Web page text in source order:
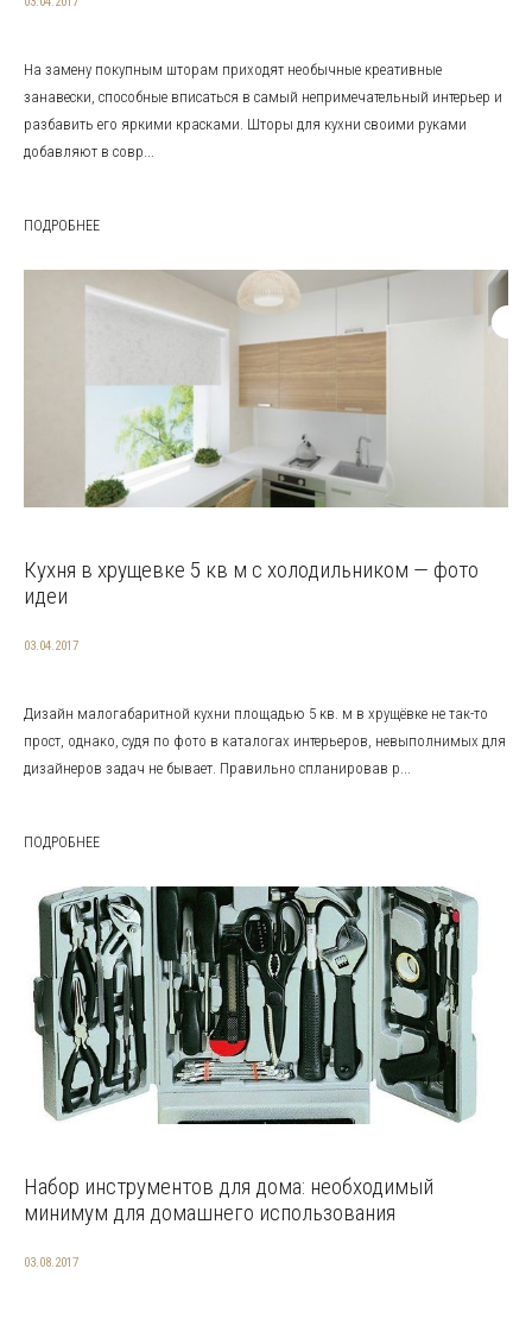
На замену покупным шторам приходят необычные креативные
занавески, способные вписаться в самый непримечательный интерьер и
разбавить его яркими красками. Шторы для кухни своими руками
добавляют в совр...
ПОДРОБНЕЕ
Кухня в хрущевке 5 кв м с холодильником — фото
идеи
03.04.2017
Дизайн малогабаритной кухни площадью 5 кв. м в хрущёвке не так-то
прост, однако, судя по фото в каталогах интерьеров, невыполнимых для
дизайнеров задач не бывает. Правильно спланировав р...
ПОДРОБНЕЕ
Набор инструментов для дома: необходимый
минимум для домашнего использования
03.08.2017